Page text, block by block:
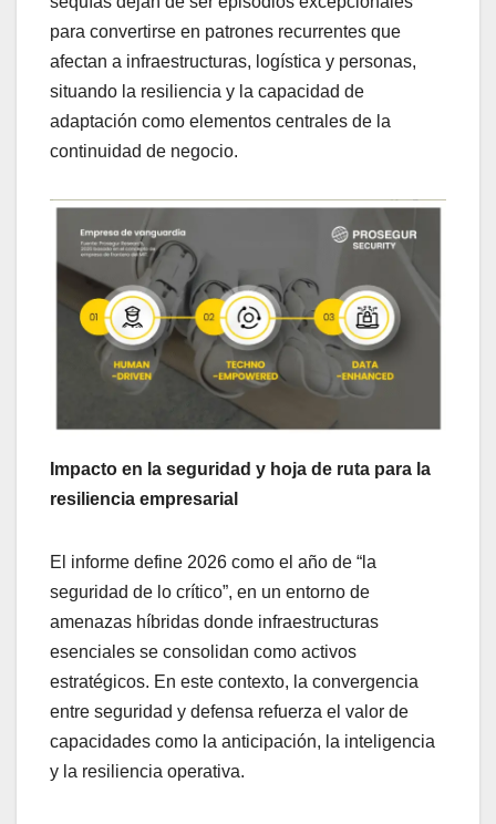
para convertirse en patrones recurrentes que
afectan a infraestructuras, logística y personas,
situando la resiliencia y la capacidad de
adaptación como elementos centrales de la
continuidad de negocio.
Impacto en la seguridad y hoja de ruta para la
resiliencia empresarial
El informe define 2026 como el año de “la
seguridad de lo crítico”, en un entorno de
amenazas híbridas donde infraestructuras
esenciales se consolidan como activos
estratégicos. En este contexto, la convergencia
entre seguridad y defensa refuerza el valor de
capacidades como la anticipación, la inteligencia
y la resiliencia operativa.